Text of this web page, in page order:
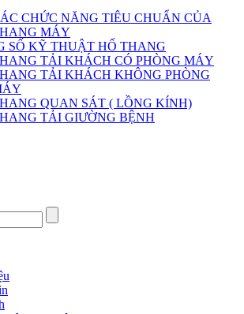
CHỨC NĂNG TIÊU CHUẨN CỦA
MÁY
SỐ KỸ THUẬT HỐ THANG
TẢI KHÁCH CÓ PHÒNG MÁY
TẢI KHÁCH KHÔNG PHÒNG
QUAN SÁT ( LỒNG KÍNH)
TẢI GIƯỜNG BỆNH